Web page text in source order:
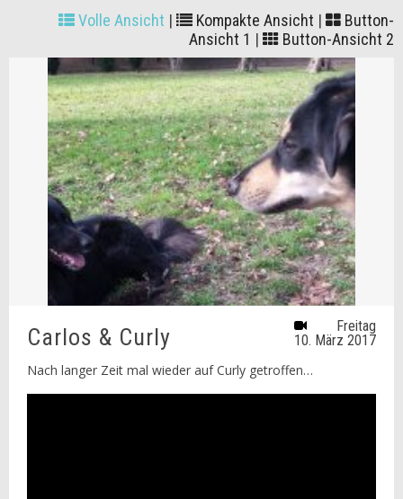
Volle Ansicht | Kompakte Ansicht |
Button-
Ansicht 1 | Button-Ansicht 2
Freitag
10. März 2017
Carlos & Curly
Nach langer Zeit mal wieder auf Curly getroffen…